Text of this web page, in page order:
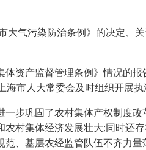
大气污染防治条例》的决定、
资产监督管理条例》情况的报
市人大常委会及时组织开展执
步巩固了农村集体产权制度改
村集体经济发展壮大;同时还
、基层农经监管队伍不齐力量